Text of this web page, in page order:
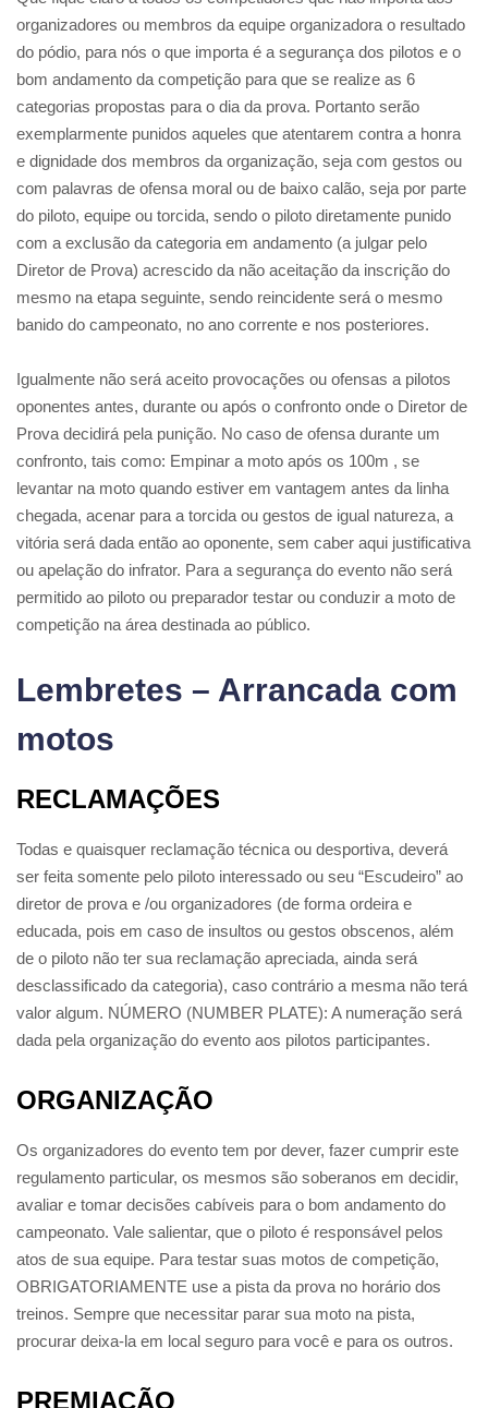
organizadores ou membros da equipe organizadora o resultado
do pódio, para nós o que importa é a segurança dos pilotos e o
bom andamento da competição para que se realize as 6
categorias propostas para o dia da prova. Portanto serão
exemplarmente punidos aqueles que atentarem contra a honra
e dignidade dos membros da organização, seja com gestos ou
com palavras de ofensa moral ou de baixo calão, seja por parte
do piloto, equipe ou torcida, sendo o piloto diretamente punido
com a exclusão da categoria em andamento (a julgar pelo
Diretor de Prova) acrescido da não aceitação da inscrição do
mesmo na etapa seguinte, sendo reincidente será o mesmo
banido do campeonato, no ano corrente e nos posteriores.
Igualmente não será aceito provocações ou ofensas a pilotos
oponentes antes, durante ou após o confronto onde o Diretor de
Prova decidirá pela punição. No caso de ofensa durante um
confronto, tais como: Empinar a moto após os 100m , se
levantar na moto quando estiver em vantagem antes da linha
chegada, acenar para a torcida ou gestos de igual natureza, a
vitória será dada então ao oponente, sem caber aqui justificativa
ou apelação do infrator. Para a segurança do evento não será
permitido ao piloto ou preparador testar ou conduzir a moto de
competição na área destinada ao público.
Lembretes – Arrancada com
motos
RECLAMAÇÕES
Todas e quaisquer reclamação técnica ou desportiva, deverá
ser feita somente pelo piloto interessado ou seu “Escudeiro” ao
diretor de prova e /ou organizadores (de forma ordeira e
educada, pois em caso de insultos ou gestos obscenos, além
de o piloto não ter sua reclamação apreciada, ainda será
desclassificado da categoria), caso contrário a mesma não terá
valor algum. NÚMERO (NUMBER PLATE): A numeração será
dada pela organização do evento aos pilotos participantes.
ORGANIZAÇÃO
Os organizadores do evento tem por dever, fazer cumprir este
regulamento particular, os mesmos são soberanos em decidir,
avaliar e tomar decisões cabíveis para o bom andamento do
campeonato. Vale salientar, que o piloto é responsável pelos
atos de sua equipe. Para testar suas motos de competição,
OBRIGATORIAMENTE use a pista da prova no horário dos
treinos. Sempre que necessitar parar sua moto na pista,
procurar deixa-la em local seguro para você e para os outros.
PREMIAÇÃO